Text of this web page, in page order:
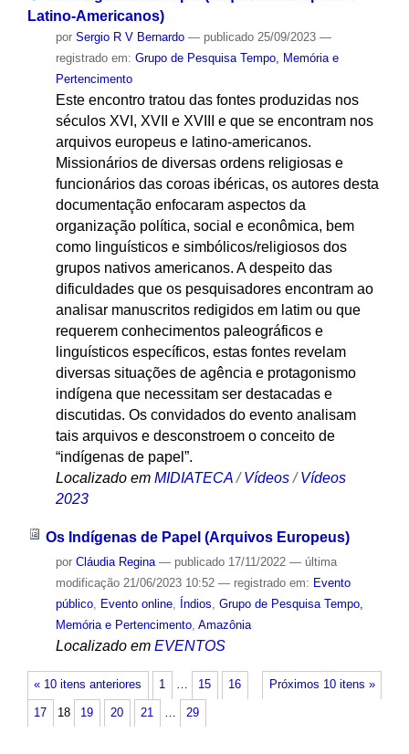
Latino-Americanos)
por Sergio R V Bernardo — publicado25/09/2023 —
registrado em: Grupo de Pesquisa Tempo, Memória e
Pertencimento
Este encontro tratou das fontes produzidas nos
séculos XVI, XVII e XVIII e que se encontram nos
arquivos europeus e latino-americanos.
Missionários de diversas ordens religiosas e
funcionários das coroas ibéricas, os autores desta
documentação enfocaram aspectos da
organização política, social e econômica, bem
como linguísticos e simbólicos/religiosos dos
grupos nativos americanos. A despeito das
dificuldades que os pesquisadores encontram ao
analisar manuscritos redigidos em latim ou que
requerem conhecimentos paleográficos e
linguísticos específicos, estas fontes revelam
diversas situações de agência e protagonismo
indígena que necessitam ser destacadas e
discutidas. Os convidados do evento analisam
tais arquivos e desconstroem o conceito de
“indígenas de papel”.
Localizado em MIDIATECA /Vídeos /Vídeos
2023
Os Indígenas de Papel (Arquivos Europeus)
por Cláudia Regina — publicado17/11/2022 — última
modificação21/06/2023 10:52 — registrado em: Evento
público, Evento online, Índios, Grupo de Pesquisa Tempo,
Memória e Pertencimento, Amazônia
Localizado em EVENTOS
« 10 itens anteriores Próximos 10 itens »
1 … 15 16
17 18 19 20 21 … 29